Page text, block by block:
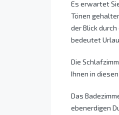
Es erwartet
Tönen
der Blick
bedeutet
Die
Ihnen in
Das
ebenerdigen